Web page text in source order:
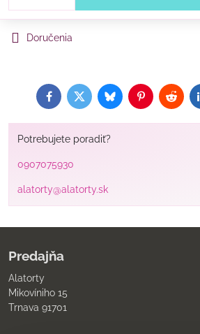
Doručenia
FacebookTwitterBlueskyPinterestReddit
Potrebujete poradiť?
0907075930
alatorty@alatorty.sk
Predajňa
Alatorty
Mikovíniho 15
Trnava 91701